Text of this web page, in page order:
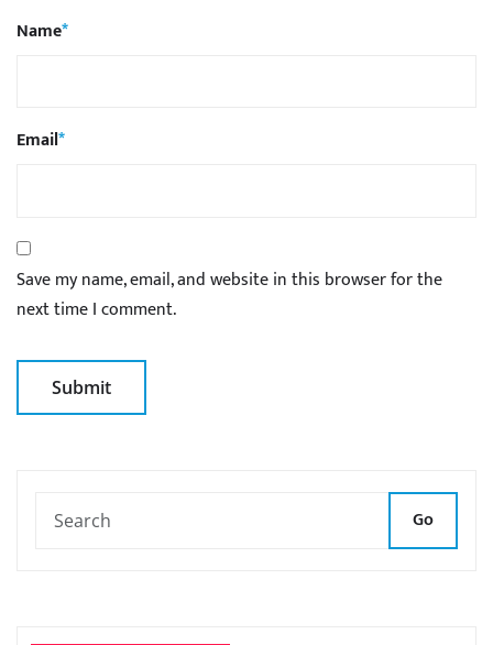
Name*
Email*
Save my name, email, and website in this browser for the
next time I comment.
Go